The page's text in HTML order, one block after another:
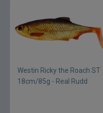
Westin Ricky the Roach ST
18cm/85g - Real Rudd